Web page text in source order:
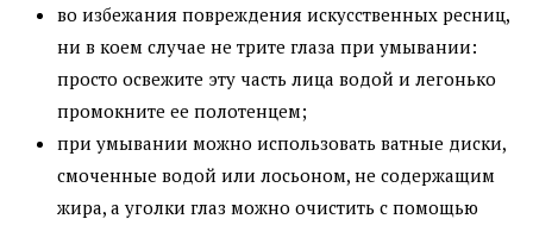
во избежания повреждения искусственных ресниц,
ни в коем случае не трите глаза при умывании:
просто освежите эту часть лица водой и легонько
промокните ее полотенцем;
при умывании можно использовать ватные диски,
смоченные водой или лосьоном, не содержащим
жира, а уголки глаз можно очистить с помощью